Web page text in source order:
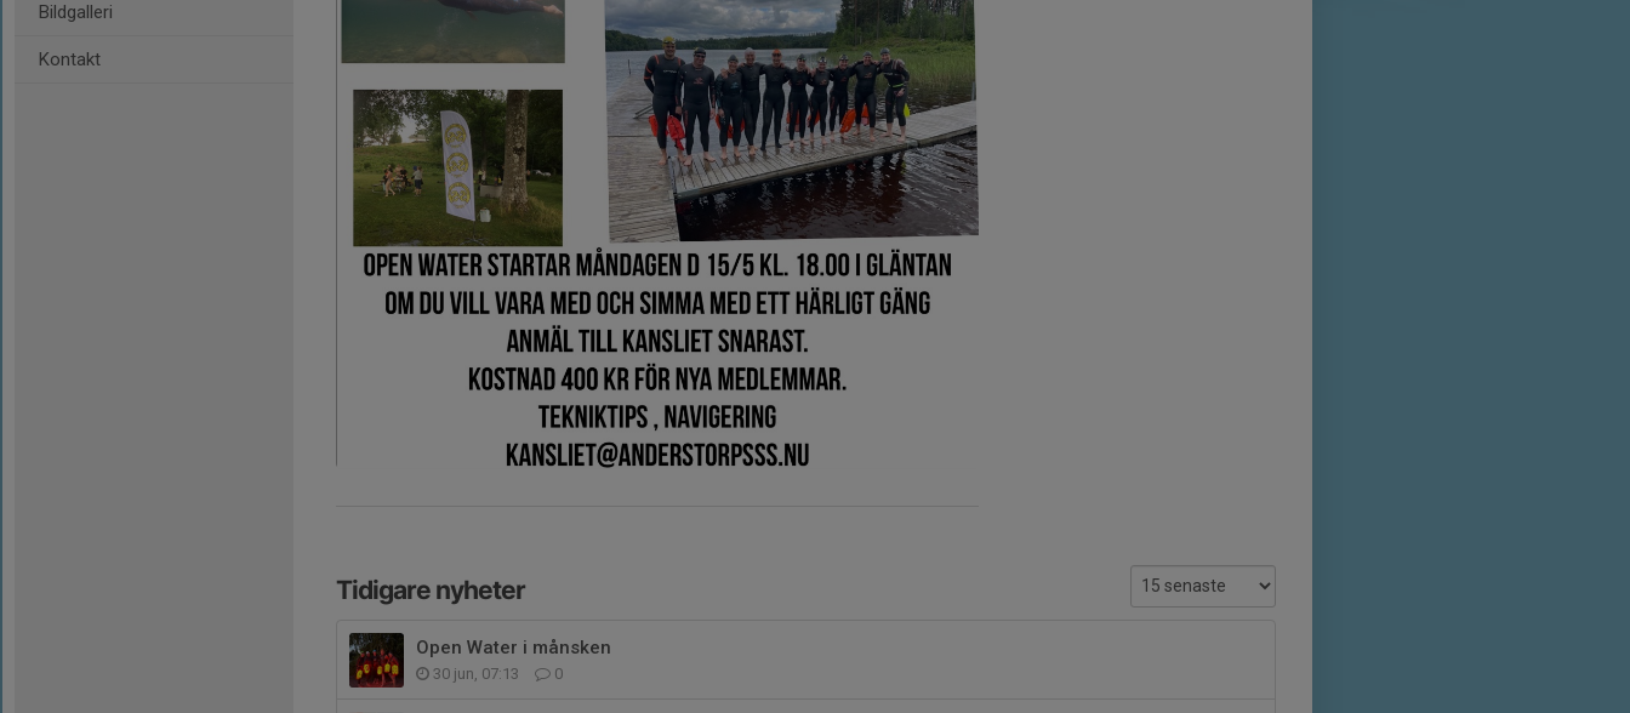
Bildgalleri
Kontakt
Tidigare nyheter
Open Water i månsken
30 jun, 07:13 0